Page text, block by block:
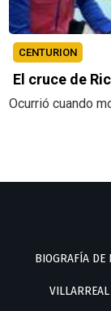
CENTURION
El cruce de
Ocurrió cuando
BIOGRAFÍA DE
VILLARREAL